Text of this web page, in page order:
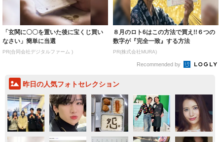
「玄関に〇〇を置いた後に宝くじ買い
なさい」簡単に当選
PR(合同会社デジタルファーム )
８月のロト6はこの方法で買え!!６つの
数字が『完全一致』する方法
PR(株式会社MURA)
Recommended by
昨日の人気フォトセレクション